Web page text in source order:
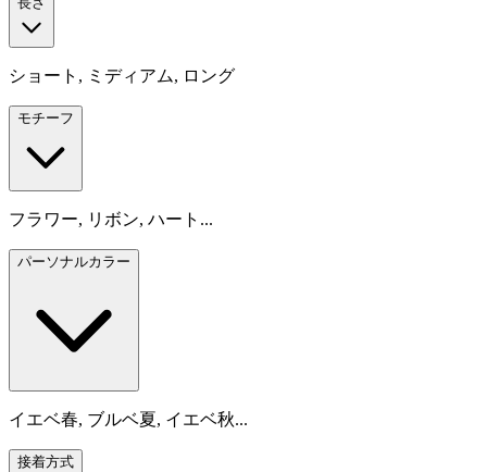
ショート, ミディアム, ロング
モチーフ
フラワー, リボン, ハート...
パーソナルカラー
イエベ春, ブルベ夏, イエベ秋...
接着方式